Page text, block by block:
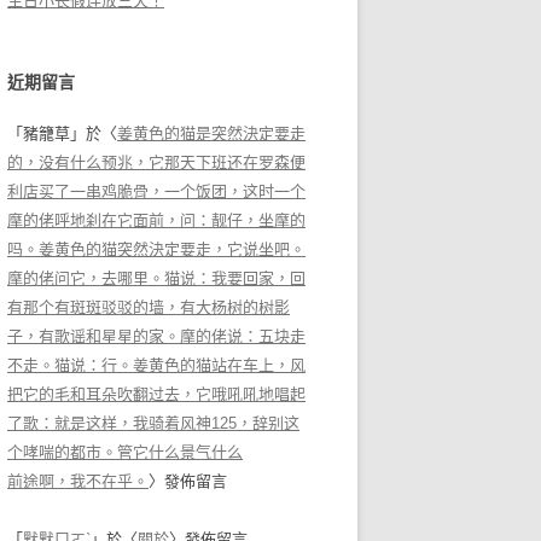
近期留言
「 豬籠草 」於〈姜黄色的猫是突然決定要走
的，没有什么预兆，它那天下班还在罗森便
利店买了一串鸡脆骨，一个饭团，这时一个
摩的佬呼地刹在它面前，问：靓仔，坐摩的
吗。姜黄色的猫突然決定要走，它说坐吧。
摩的佬问它，去哪里。猫说：我要回家，回
有那个有斑斑驳驳的墙，有大杨树的树影
子，有歌谣和星星的家。摩的佬说：五块走
不走。猫说：行。姜黄色的猫站在车上，风
把它的毛和耳朵吹翻过去，它哦吼吼地唱起
了歌：就是这样，我骑着风神125，辞别这
个哮喘的都市。管它什么景气什么
前途啊，我不在乎。 〉發佈留言